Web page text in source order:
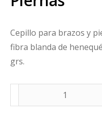
Cepillo para brazos y
fibra blanda de
grs.